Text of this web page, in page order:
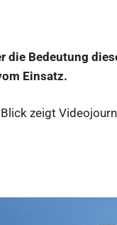
die Bedeutung
Einsatz.
zeigt